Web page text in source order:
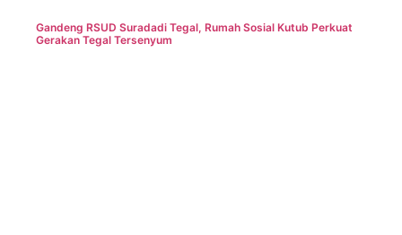
Gandeng RSUD Suradadi Tegal, Rumah Sosial Kutub Perkuat
Gerakan Tegal Tersenyum